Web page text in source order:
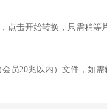
点击开始转换，只需稍
员20兆以内）文件，如